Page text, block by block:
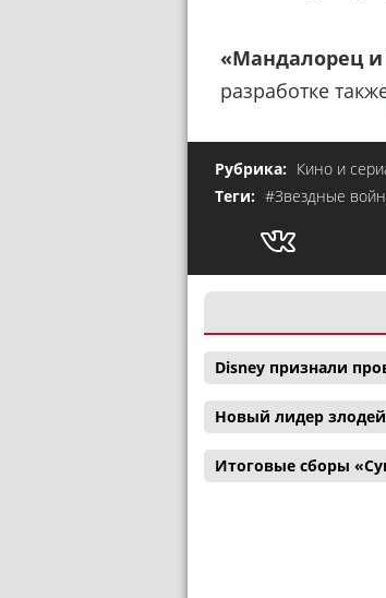
«Мандалорец и
разработке
Рубрика: Кино и
Теги: #Звездные
Disney признали
Новый лидер
Итоговые сборы